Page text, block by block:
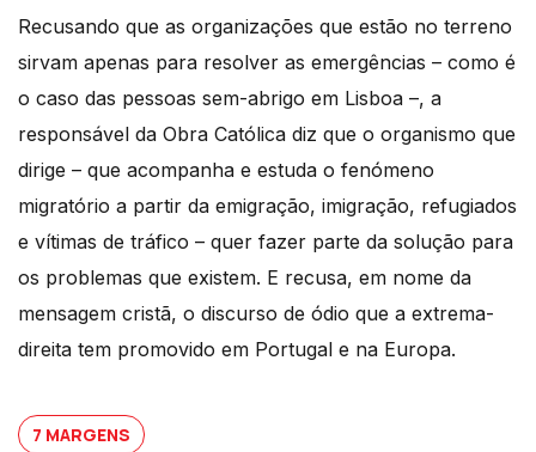
Recusando que as organizações que estão no terreno
sirvam apenas para resolver as emergências – como é
o caso das pessoas sem-abrigo em Lisboa –, a
responsável da Obra Católica diz que o organismo que
dirige – que acompanha e estuda o fenómeno
migratório a partir da emigração, imigração, refugiados
e vítimas de tráfico – quer fazer parte da solução para
os problemas que existem. E recusa, em nome da
mensagem cristã, o discurso de ódio que a extrema-
direita tem promovido em Portugal e na Europa.
7 MARGENS